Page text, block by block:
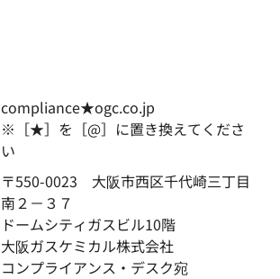
compliance★ogc.co.jp
※［★］を［@］に置き換えてくださ
い
〒550-0023 大阪市西区千代崎三丁目
南２－３７
ドームシティガスビル10階
大阪ガスケミカル株式会社
コンプライアンス・デスク宛